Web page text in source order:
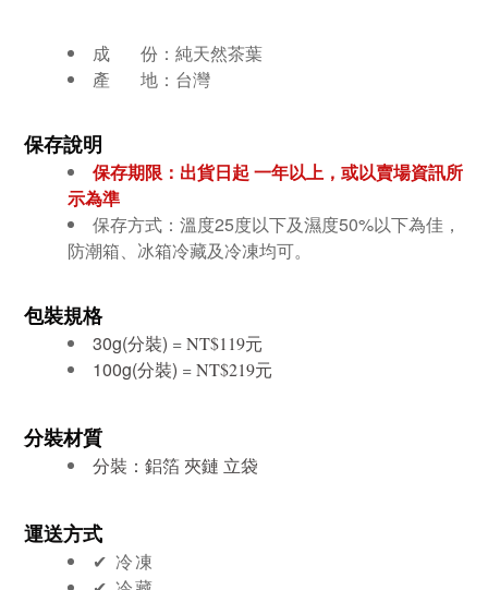
成 份： 純天然茶葉
產 地：台灣
保存說明
保存期限：出貨日起 一年以上，或以賣場資訊所
示為準
保存方式：溫度25度以下及濕度50%以下為佳，
防潮箱、冰箱冷藏及冷凍均可。
包裝規格
30g(分裝) =NT$119元
100g(分裝) =NT$219元
分裝材質
分裝：鋁箔 夾鏈 立袋
運送方式
✔︎ 冷凍